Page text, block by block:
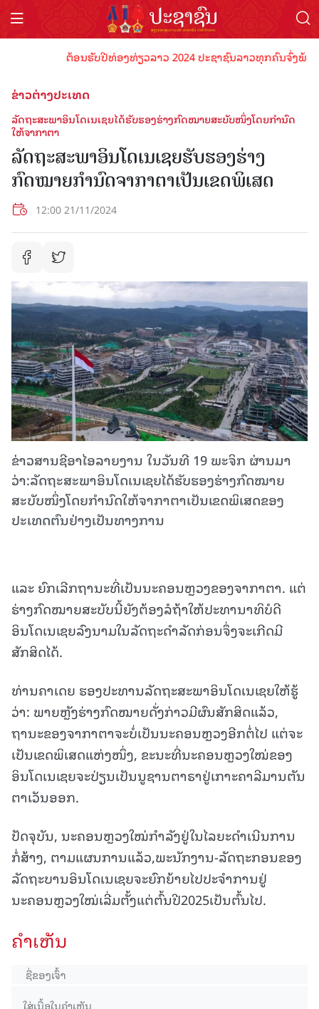
ຕ້ອນຮັບປີທ່ອງທ່ຽວລາວ 2024 ປະຊາຊົນລາວທຸກຄົນຈົ່ງພ້ອ
ຂ່າວຕ່າງປະເທດ
ລັດຖະສະພາອິນໂດເນເຊຍໄດ້ຮັບຮອງຮ່າງກົດໝາຍສະບັບໜຶ່ງໂດຍກຳນົດ
ໃຫ້ຈາກາຕາ
ລັດຖະສະພາອິນໂດເນເຊຍຮັບຮອງຮ່າງ
ກົດໝາຍກຳນົດຈາກາຕາເປັນເຂດພິເສດ
12:00 21/11/2024
ຂ່າວສານຊີອາໄອລາຍງານ ໃນວັນທີ 19 ພະຈິກ ຜ່ານມາ
ວ່າ:ລັດຖະສະພາອິນໂດເນເຊຍໄດ້ຮັບຮອງຮ່າງກົດໝາຍ
ສະບັບໜຶ່ງໂດຍກຳນົດໃຫ້ຈາກາຕາເປັນເຂດພິເສດຂອງ
ປະເທດຕົນຢ່າງເປັນທາງການ
ແລະ ຍົກເລີກຖານະທີ່ເປັນນະຄອນຫຼວງຂອງຈາກາຕາ. ແຕ່
ຮ່າງກົດໝາຍສະບັບນີ້ຍັງຕ້ອງລໍຖ້າໃຫ້ປະທານາທິບໍດີ
ອິນໂດເນເຊຍລົງນາມໃນລັດຖະດຳລັດກ່ອນຈຶ່ງຈະເກີດມີ
ສັກສິດໄດ້.
ທ່ານຄາເດຍ ຮອງປະທານລັດຖະສະພາອິນໂດເນເຊຍໃຫ້ຮູ້
ວ່າ: ພາຍຫຼັງຮ່າງກົດໝາຍດັ່ງກ່າວມີຜົນສັກສິດແລ້ວ,
ຖານະຂອງຈາກາຕາຈະບໍ່ເປັນນະຄອນຫຼວງອີກຕໍ່ໄປ ແຕ່ຈະ
ເປັນເຂດພິເສດແຫ່ງໜຶ່ງ, ຂະນະທີ່ນະຄອນຫຼວງໃໝ່ຂອງ
ອິນໂດເນເຊຍຈະປ່ຽນເປັນນູຊານຕາຣາຢູ່ເກາະຄາລີມານຕັນ
ຕາເວັນອອກ.
ປັດຈຸບັນ, ນະຄອນຫຼວງໃໝ່ກຳລັງຢູ່ໃນໄລຍະດຳເນີນການ
ກໍ່ສ້າງ, ຕາມແຜນການແລ້ວ,ພະນັກງານ-ລັດຖະກອນຂອງ
ລັດຖະບານອິນໂດເນເຊຍຈະຍົກຍ້າຍໄປປະຈຳການຢູ່
ນະຄອນຫຼວງໃໝ່ເລີ່ມຕັ້ງແຕ່ຕົ້ນປີ2025ເປັນຕົ້ນໄປ.
ຄໍາເຫັນ